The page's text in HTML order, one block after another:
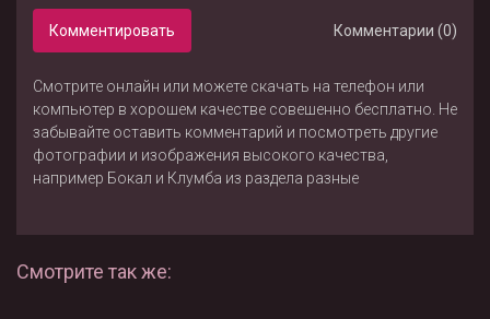
Комментировать Комментарии (0)
Смотрите онлайн или можете скачать на телефон или
компьютер в хорошем качестве совешенно бесплатно. Не
забывайте оставить комментарий и посмотреть другие
фотографии и изображения высокого качества,
например Бокал и Клумба из раздела разные
Смотрите так же: